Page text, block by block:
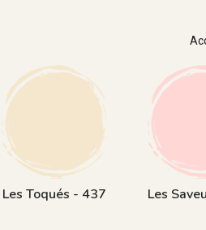
Les Toqués - 437 Les